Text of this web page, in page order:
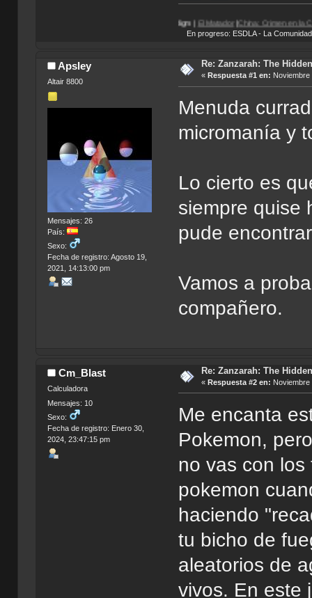
El Matador|China: Crimen en la Ciudad
En progreso: ESDLA - La
Apsley
Altair 8800
Mensajes: 26
País:
Sexo:
Fecha de registro: Agosto 19,
2021, 14:13:00 pm
Re: Zanzarah: The
« Respuesta #1 en: Noviembre
Menuda
micromanía y
Lo cierto es
siempre quise
pude
Vamos a
compañero.
Cm_Blast
Calculadora
Mensajes: 10
Sexo:
Fecha de registro: Enero 30,
2024, 23:47:15 pm
Re: Zanzarah: The
« Respuesta #2 en: Noviembre
Me encanta
Pokemon,
no vas con
pokemon
haciendo
tu bicho de
aleatorios de
vivos. En este